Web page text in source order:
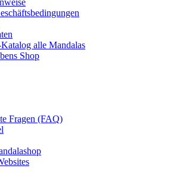
alle Mandalas
Shop
Fragen (FAQ)